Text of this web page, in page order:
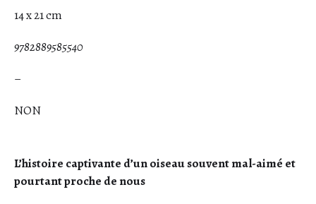
14 x 21 cm
9782889585540
–
NON
L’histoire captivante d’un oiseau souvent mal-aimé et
pourtant proche de nous